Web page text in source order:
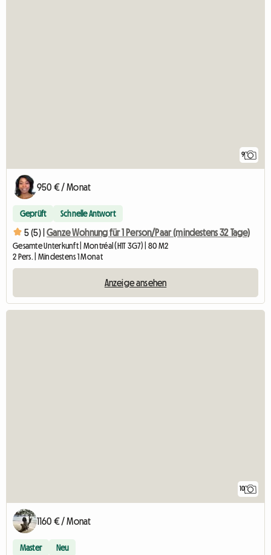
9
950 € / Monat
Geprüft Schnelle Antwort
5 (5) | Ganze Wohnung für 1 Person/Paar (mindestens 32 Tage)
Gesamte Unterkunft | Montréal (H1T 3G7) | 80 M2
2 Pers. | Mindestens 1 Monat
Anzeige ansehen
10
1160 € / Monat
Master Neu